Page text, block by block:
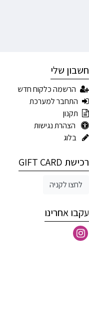
חשבון שלי
הרשמה כלקוח חדש
התחבר למערכת
תקנון
הצהרת נגישות
בלוג
רכישת GIFT CARD
לחצו לקניה
עקבו אחרינו